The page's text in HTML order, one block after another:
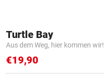
Turtle Bay
Aus dem Weg, hier kommen wir!
€19,90